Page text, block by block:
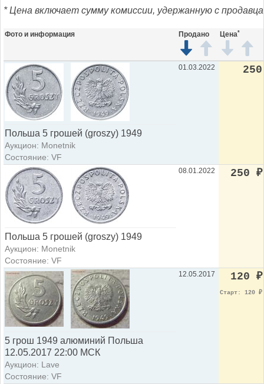
* Цена включает сумму комиссии, удержанную с продавца
Фото и информация Продано Цена*
Польша 5 грошей (groszy) 1949
Аукцион: Monetnik
Состояние: VF
01.03.2022 250
Польша 5 грошей (groszy) 1949
Аукцион: Monetnik
Состояние: VF
08.01.2022 250 ₽
5 грош 1949 алюминий Польша
12.05.2017 22:00 МСК
Аукцион: Lave
Состояние: VF
12.05.2017 120 ₽
Старт: 120 ₽